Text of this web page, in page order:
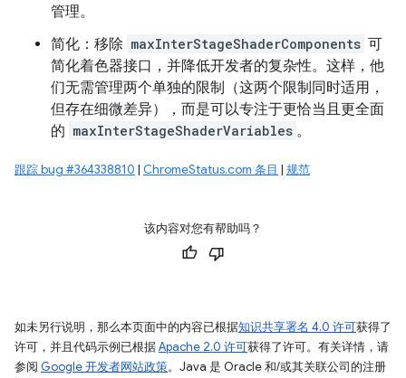
管理。
简化：移除 maxInterStageShaderComponents 可
简化着色器接口，并降低开发者的复杂性。这样，他
们无需管理两个单独的限制（这两个限制同时适用，
但存在细微差异），而是可以专注于更恰当且更全面
的 maxInterStageShaderVariables 。
跟踪 bug #364338810 | ChromeStatus.com 条目 | 规范
该内容对您有帮助吗？
如未另行说明，那么本页面中的内容已根据知识共享署名 4.0 许可获得了
许可，并且代码示例已根据Apache 2.0 许可获得了许可。有关详情，请
参阅 Google 开发者网站政策。Java 是 Oracle 和/或其关联公司的注册